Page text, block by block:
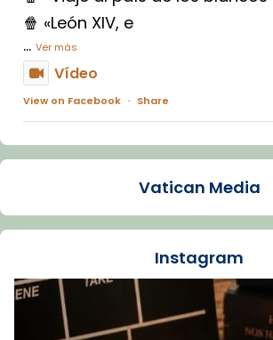
🍿 «León XIV, e
... Ver más
Vídeo
View on Facebook · Share
Arquebisbat de Barcelona
La Carmina va patir depressió.
dos mesos, a l'Estadi Lluís
Recupera l'entrevista comp
tican News 👇
Vatican Media
Instagram